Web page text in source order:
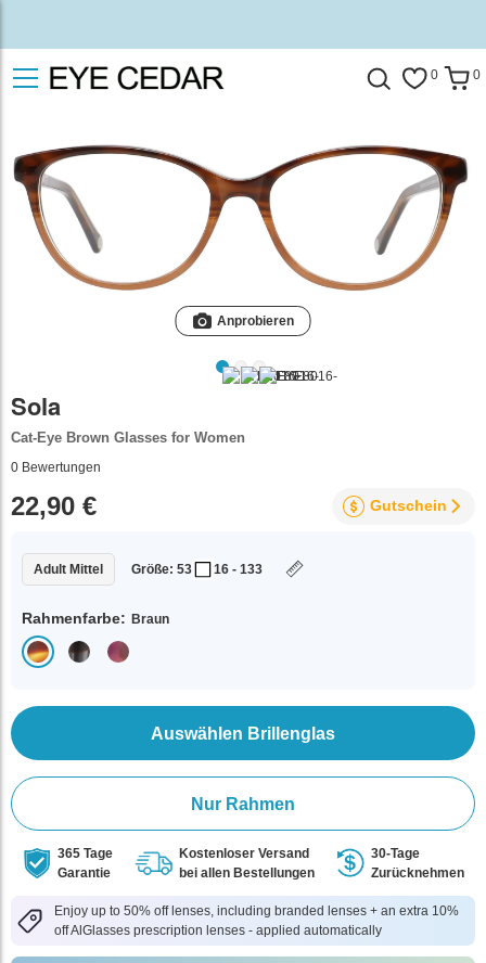
0 0
Anprobieren
Sola
Cat-Eye Brown Glasses for Women
0 Bewertungen
22,90 € Gutschein
Adult Mittel Größe: 53 16 - 133
Rahmenfarbe: Braun
Auswählen Brillenglas
Nur Rahmen
365 Tage
Garantie
Kostenloser Versand
bei allen Bestellungen
30-Tage
Zurücknehmen
Enjoy up to 50% off lenses, including branded lenses + an extra 10%
off AlGlasses prescription lenses - applied automatically